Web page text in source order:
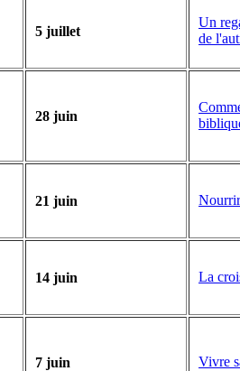
5 juillet
Un
de
28 juin
21 juin
14 juin La
7 juin Vivre